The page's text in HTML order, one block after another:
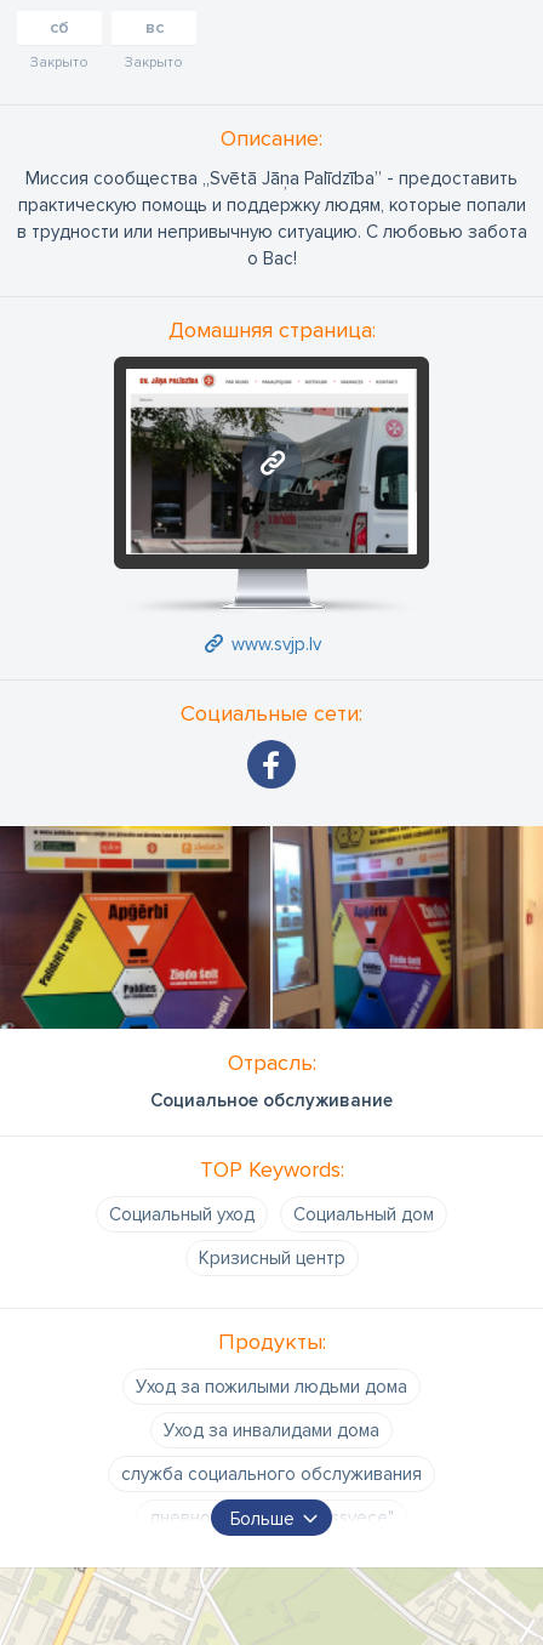
сб
Закрыто
вс
Закрыто
Oписание:
Миссия сообщества „Svētā Jāņa Palīdzība” - предоставить
практическую помощь и поддержку людям, которые попали
в трудности или непривычную ситуацию. С любовью забота
о Вас!
Домашняя страница:
www.svjp.lv
www.svjp.lv
Социальные сети:
Отрасль:
Социальное обслуживание
TOP Keywords:
Социальный уход
Социальный дом
Кризисный центр
Продукты:
Уход за пожилыми людьми дома
Уход за инвалидами дома
служба социального обслуживания
дневной центр "Saulessvece"
курсы первой неотложной помощи
Больше